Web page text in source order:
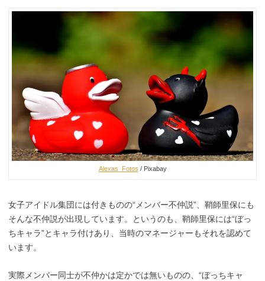
Alexas_Fotos / Pixabay
女子アイドル集団には付きものの“メンバー不仲説”、鞘師里保にも
そんな不仲説が出現しています。というのも、鞘師里保には“ぼっ
ちキャラ”とキャラ付けあり、当時のマネージャーもそれを認めて
います。
実際メンバー同士が不仲かは定かでは無いものの、“ぼっちキャ